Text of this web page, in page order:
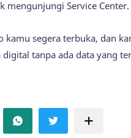
mengunjungi Service Center.
kamu segera terbuka, dan
tanpa ada data yang